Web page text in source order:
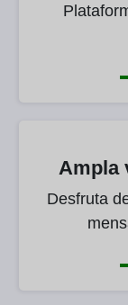
Ampla
Desfruta